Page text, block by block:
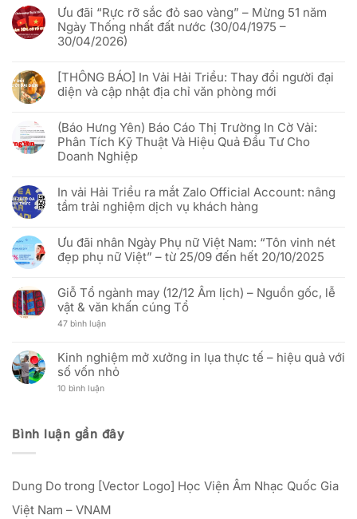
“đánh
thức”
cờ
phướn
quảng
công
nghệ
Phygital
lễ
Giỗ
Tổ
Hùng
Vương
01/05/2026
bình
luận
ở
[Thông
Báo]
en.haitrieu.com:
Quyết
định
để
phục
vụ
khách
hơn
Ưu đãi “Rực rỡ sắc đỏ sao vàng” – Mừng 51 năm
Ngày Thống nhất đất nước (30/04/1975 –
30/04/2026)
bình
luận
ở
“Rực
rỡ
sắc
đỏ
sao
Mừng
51
năm
nhất
đất
nước
(30/04/1975
30/04/2026)
[THÔNG BÁO] In Vải Hải Triều: Thay đổi người đại
diện và cập nhật địa chỉ văn phòng mới
bình
luận
ở
[THÔNG
BÁO]
Hải
Triều:
Thay
đại
diện
và
địa
chỉ
văn
phòng
mới
(Báo Hưng Yên) Báo Cáo Thị Trường In Cờ Vải:
Phân Tích Kỹ Thuật Và Hiệu Quả Đầu Tư Cho
Doanh Nghiệp
bình
luận
ở
Yên)
Báo
Cáo
Thị
In
Cờ
Vải:
Phân
Tích
Và
Hiệu
Quả
Tư
In vải Hải Triều ra mắt Zalo Official Account: nâng
tầm trải nghiệm dịch vụ khách hàng
bình
luận
ở
Hải
Triều
ra
mắt
Zalo
nâng
tầm
trải
nghiệm
dịch
Ưu đãi nhân Ngày Phụ nữ Việt Nam: “Tôn vinh nét
đẹp phụ nữ Việt” – từ 25/09 đến hết 20/10/2025
bình
luận
ở
Ưu
đãi
Phụ
nữ
Việt
Nam:
phụ
nữ
25/09
đến
20/10/2025
Giỗ Tổ ngành may (12/12 Âm lịch) – Nguồn gốc, lễ
vật & văn khấn cúng Tổ
47 bình luậnở
ngành
may
(12/12
lễ
vật
Tổ
Kinh nghiệm mở xưởng in lụa thực tế – hiệu quả với
số vốn nhỏ
10 bình luậnở
in
hiệu
quả
số
Bình luận gần đây
Dung Do trong [Vector Logo] Học Viện Âm Nhạc Quốc Gia
Việt Nam – VNAM